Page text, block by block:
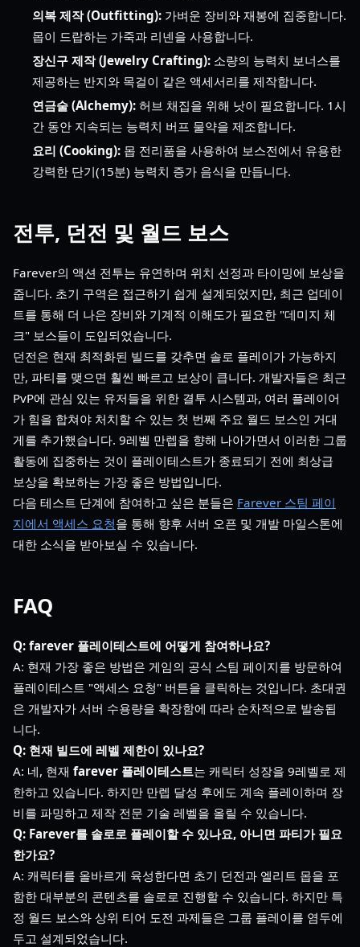
의복 제작 (Outfitting): 가벼운 장비와 재봉에 집중합니다.
몹이 드랍하는 가죽과 리넨을 사용합니다.
장신구 제작 (Jewelry Crafting): 소량의 능력치 보너스를
제공하는 반지와 목걸이 같은 액세서리를 제작합니다.
연금술 (Alchemy): 허브 채집을 위해 낫이 필요합니다. 1시
간 동안 지속되는 능력치 버프 물약을 제조합니다.
요리 (Cooking): 몹 전리품을 사용하여 보스전에서 유용한
강력한 단기(15분) 능력치 증가 음식을 만듭니다.
전투, 던전 및 월드 보스
Farever의 액션 전투는 유연하며 위치 선정과 타이밍에 보상을
줍니다. 초기 구역은 접근하기 쉽게 설계되었지만, 최근 업데이
트를 통해 더 나은 장비와 기계적 이해도가 필요한 "데미지 체
크" 보스들이 도입되었습니다.
던전은 현재 최적화된 빌드를 갖추면 솔로 플레이가 가능하지
만, 파티를 맺으면 훨씬 빠르고 보상이 큽니다. 개발자들은 최근
PvP에 관심 있는 유저들을 위한 결투 시스템과, 여러 플레이어
가 힘을 합쳐야 처치할 수 있는 첫 번째 주요 월드 보스인 거대
게를 추가했습니다. 9레벨 만렙을 향해 나아가면서 이러한 그룹
활동에 집중하는 것이 플레이테스트가 종료되기 전에 최상급
보상을 확보하는 가장 좋은 방법입니다.
다음 테스트 단계에 참여하고 싶은 분들은 Farever 스팀 페이
지에서 액세스 요청을 통해 향후 서버 오픈 및 개발 마일스톤에
대한 소식을 받아보실 수 있습니다.
FAQ
Q: farever 플레이테스트에 어떻게 참여하나요?
A: 현재 가장 좋은 방법은 게임의 공식 스팀 페이지를 방문하여
플레이테스트 "액세스 요청" 버튼을 클릭하는 것입니다. 초대권
은 개발자가 서버 수용량을 확장함에 따라 순차적으로 발송됩
니다.
Q: 현재 빌드에 레벨 제한이 있나요?
A: 네, 현재 farever 플레이테스트는 캐릭터 성장을 9레벨로 제
한하고 있습니다. 하지만 만렙 달성 후에도 계속 플레이하며 장
비를 파밍하고 제작 전문 기술 레벨을 올릴 수 있습니다.
Q: Farever를 솔로로 플레이할 수 있나요, 아니면 파티가 필요
한가요?
A: 캐릭터를 올바르게 육성한다면 초기 던전과 엘리트 몹을 포
함한 대부분의 콘텐츠를 솔로로 진행할 수 있습니다. 하지만 특
정 월드 보스와 상위 티어 도전 과제들은 그룹 플레이를 염두에
두고 설계되었습니다.